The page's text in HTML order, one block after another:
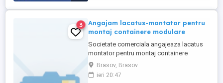
permis de conducere - Cat B Se ofera: - ...
3
Angajam lacatus-montator pentru
montaj containere modulare
Societate comerciala angajeaza lacatus
montator pentru montaj containere
modulare, cu domiciliul in Brasov sau
imprejurimi, program de lucru luni - vineri.
Pentru detalii sunati la telefon , luni - joi.
Brasov, Brasov
ieri 20:47